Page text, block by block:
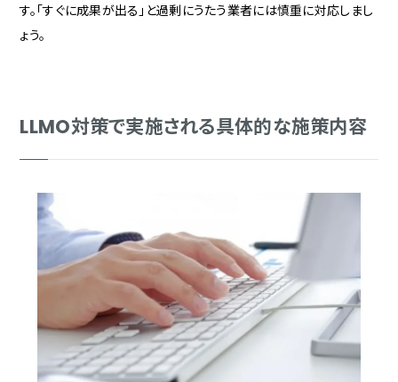
す。「すぐに成果が出る」と過剰にうたう業者には慎重に対応しまし
ょう。
LLMO対策で実施される具体的な施策内容